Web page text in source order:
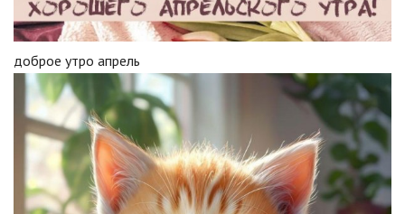
доброе утро апрель